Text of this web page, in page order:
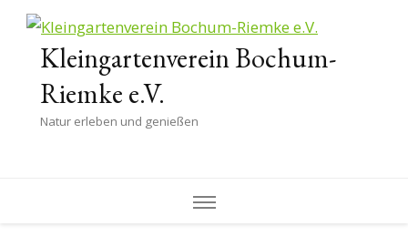
Kleingartenverein Bochum-
Riemke e.V.
Natur erleben und genießen